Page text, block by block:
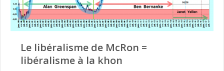
Le libéralisme de McRon =
libéralisme à la khon